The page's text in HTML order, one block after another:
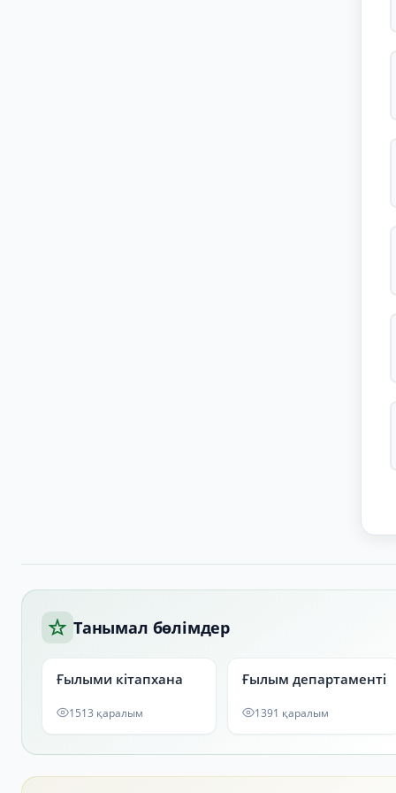
Танымал бөлімдер
Ғылыми кітапхана
1513 қаралым
Ғылым департаменті
1391 қаралым